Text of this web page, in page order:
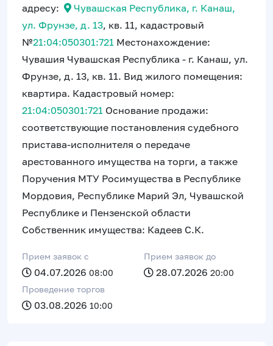
адресу:
Чувашская Республика, г. Канаш,
ул. Фрунзе, д. 13, кв. 11, кадастровый
№21:04:050301:721 Местонахождение:
Чувашия Чувашская Республика - г. Канаш, ул.
Фрунзе, д. 13, кв. 11. Вид жилого помещения:
квартира. Кадастровый номер:
21:04:050301:721 Основание продажи:
соответствующие постановления судебного
пристава-исполнителя о передаче
арестованного имущества на торги, а также
Поручения МТУ Росимущества в Республике
Мордовия, Республике Марий Эл, Чувашской
Республике и Пензенской области
Собственник имущества: Кадеев С.К.
Прием заявок c
04.07.2026 08:00
Прием заявок до
28.07.2026 20:00
Проведение торгов
03.08.2026 10:00